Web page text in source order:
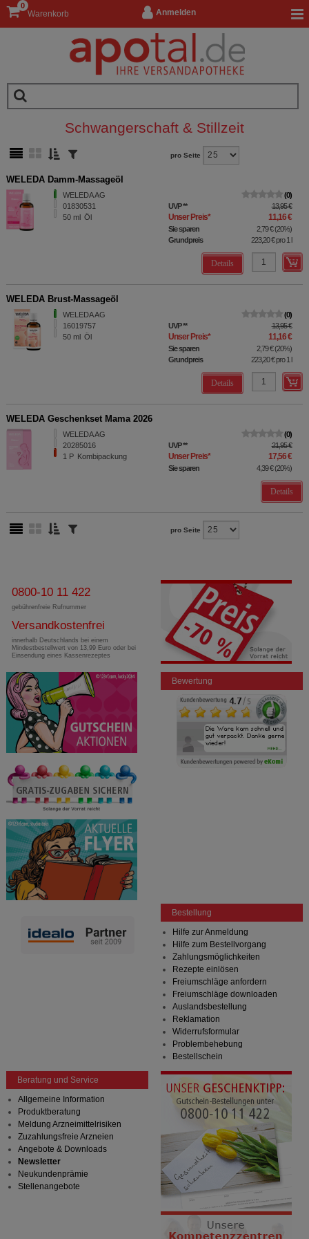
Anmelden
Warenkorb
0
Schwangerschaft & Stillzeit
pro Seite
WELEDA Damm-Massageöl
WELEDA AG
01830531
50 ml Öl
0
UVP** 13,95 €
Unser Preis* 11,16 €
Sie sparen 2,79 €(20%)
Grundpreis
223,20 €pro 1 l
Details
WELEDA Brust-Massageöl
WELEDA AG
16019757
50 ml Öl
0
UVP** 13,95 €
Unser Preis* 11,16 €
Sie sparen 2,79 €(20%)
Grundpreis
223,20 €pro 1 l
Details
WELEDA Geschenkset Mama 2026
WELEDA AG
20285016
1 P Kombipackung
0
UVP** 21,95 €
Unser Preis* 17,56 €
Sie sparen 4,39 €(20%)
Details
pro Seite
0800-10 11 422
gebührenfreie Rufnummer
Versandkostenfrei
innerhalb Deutschlands bei einem
Mindestbestellwert von 13,99 Euro oder bei
Einsendung eines Kassenrezeptes
Bewertung
Bestellung
Hilfe zur Anmeldung
Hilfe zum Bestellvorgang
Zahlungsmöglichkeiten
Rezepte einlösen
Freiumschläge anfordern
Freiumschläge downloaden
Auslandsbestellung
Reklamation
Widerrufsformular
Problembehebung
Bestellschein
Beratung und Service
Allgemeine Information
Produktberatung
Meldung Arzneimittelrisiken
Zuzahlungsfreie Arzneien
Angebote & Downloads
Newsletter
Neukundenprämie
Stellenangebote